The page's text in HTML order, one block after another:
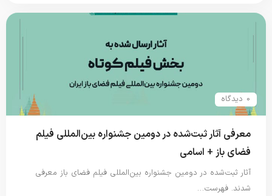
0 دیدگاه
معرفی آثار ثبت‌شده در دومین جشنواره بین‌المللی فیلم
فضای باز + اسامی
آثار ثبت‌شده در دومین جشنواره بین‌المللی فیلم فضای باز معرفی
شدند. فهرست…